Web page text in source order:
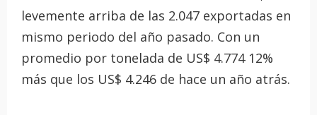
levemente arriba de las 2.047 exportadas en
mismo periodo del año pasado. Con un
promedio por tonelada de US$ 4.774 12%
más que los US$ 4.246 de hace un año atrás.